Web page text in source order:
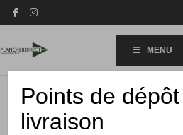
MENU
Points de
livraison